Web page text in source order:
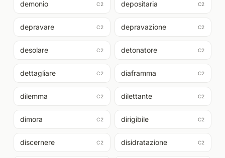
demonio C2 depositaria C2
depravare C2 depravazione C2
desolare C2 detonatore C2
dettagliare C2 diaframma C2
dilemma C2 dilettante C2
dimora C2 dirigibile C2
discernere C2 disidratazione C2